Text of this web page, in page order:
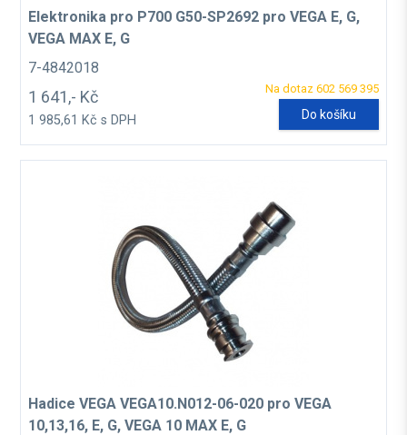
Elektronika pro P700 G50-SP2692 pro VEGA E, G,
VEGA MAX E, G
7-4842018
Na dotaz 602 569 395
1 641,- Kč
1 985,61 Kč s DPH Do košíku
Hadice VEGA VEGA10.N012-06-020 pro VEGA
10,13,16, E, G, VEGA 10 MAX E, G